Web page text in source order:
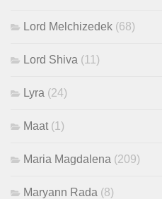
Lord Melchizedek (68)
Lord Shiva (11)
Lyra (24)
Maat (1)
Maria Magdalena (209)
Maryann Rada (8)